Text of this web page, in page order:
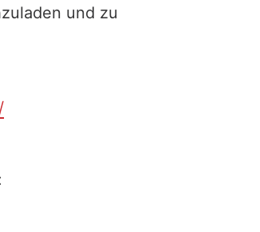
und zu